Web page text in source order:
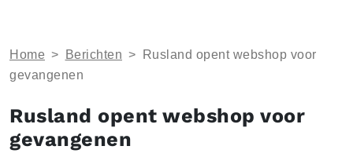
Home > Berichten >
Rusland opent webshop voor
gevangenen
Rusland opent webshop voor
gevangenen